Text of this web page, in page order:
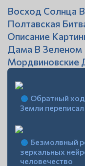
Восход Солнца
Полтавская
Описание
Дама В Зеленом
Обратный
Земли
Безмолвный
зеркальных
человечество